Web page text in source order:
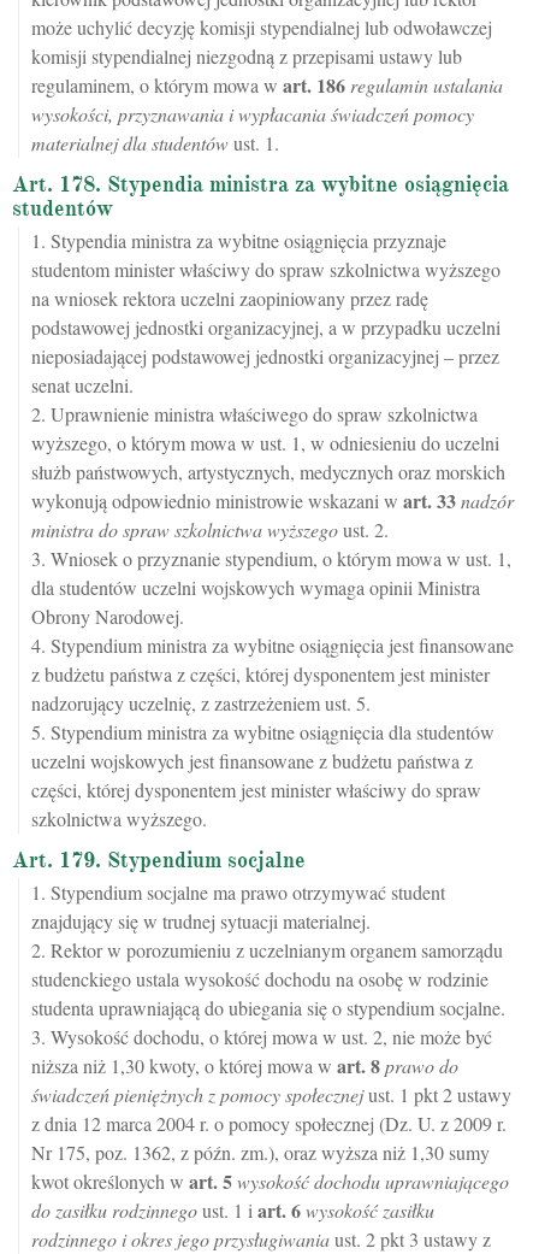
może uchylić decyzję komisji stypendialnej lub odwoławczej
komisji stypendialnej niezgodną z przepisami ustawy lub
regulaminem, o którym mowa w art. 186 regulamin ustalania
wysokości, przyznawania i wypłacania świadczeń pomocy
materialnej dla studentówust. 1.
Art. 178. Stypendia ministra za wybitne osiągnięcia
studentów
1. Stypendia ministra za wybitne osiągnięcia przyznaje
studentom minister właściwy do spraw szkolnictwa wyższego
na wniosek rektora uczelni zaopiniowany przez radę
podstawowej jednostki organizacyjnej, a w przypadku uczelni
nieposiadającej podstawowej jednostki organizacyjnej – przez
senat uczelni.
2. Uprawnienie ministra właściwego do spraw szkolnictwa
wyższego, o którym mowa w ust. 1, w odniesieniu do uczelni
służb państwowych, artystycznych, medycznych oraz morskich
wykonują odpowiednio ministrowie wskazani w art.33nadzór
ministra do spraw szkolnictwa wyższegoust. 2.
3. Wniosek o przyznanie stypendium, o którym mowa w ust. 1,
dla studentów uczelni wojskowych wymaga opinii Ministra
Obrony Narodowej.
4. Stypendium ministra za wybitne osiągnięcia jest finansowane
z budżetu państwa z części, której dysponentem jest minister
nadzorujący uczelnię, z zastrzeżeniem ust. 5.
5. Stypendium ministra za wybitne osiągnięcia dla studentów
uczelni wojskowych jest finansowane z budżetu państwa z
części, której dysponentem jest minister właściwy do spraw
szkolnictwa wyższego.
Art. 179. Stypendium socjalne
1. Stypendium socjalne ma prawo otrzymywać student
znajdujący się w trudnej sytuacji materialnej.
2. Rektor w porozumieniu z uczelnianym organem samorządu
studenckiego ustala wysokość dochodu na osobę w rodzinie
studenta uprawniającą do ubiegania się o stypendium socjalne.
3. Wysokość dochodu, o której mowa w ust. 2, nie może być
niższa niż 1,30 kwoty, o której mowa w art.8prawo do
świadczeń pieniężnych z pomocy społecznejust. 1 pkt 2 ustawy
z dnia 12 marca 2004 r. o pomocy społecznej (Dz. U. z 2009 r.
Nr 175, poz. 1362, z późn. zm.), oraz wyższa niż 1,30 sumy
kwot określonych w art.5wysokość dochodu uprawniającego
do zasiłku rodzinnegoust. 1 i art.6wysokość zasiłku
rodzinnego i okres jego przysługiwaniaust. 2 pkt 3 ustawy z